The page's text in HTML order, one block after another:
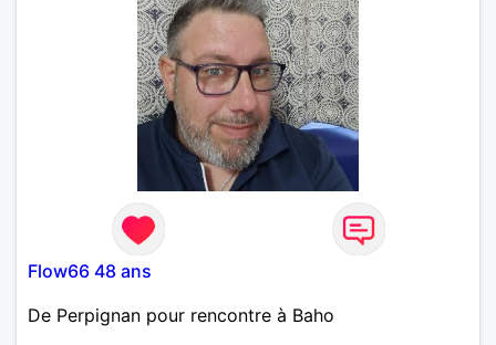
Flow66 48 ans
De Perpignan pour rencontre à Baho